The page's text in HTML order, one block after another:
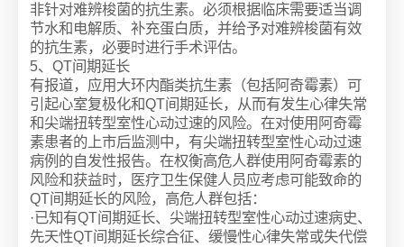
非针对难辨梭菌的抗生素。必须根据临床需要适当调
节水和电解质、补充蛋白质，并给予对难辨梭菌有效
的抗生素，必要时进行手术评估。
5、QT间期延长
有报道，应用大环内酯类抗生素（包括阿奇霉素）可
引起心室复极化和QT间期延长，从而有发生心律失常
和尖端扭转型室性心动过速的风险。在对使用阿奇霉
素患者的上市后监测中，有尖端扭转型室性心动过速
病例的自发性报告。在权衡高危人群使用阿奇霉素的
风险和获益时，医疗卫生保健人员应考虑可能致命的
QT间期延长的风险，高危人群包括：
·已知有QT间期延长、尖端扭转型室性心动过速病史、
先天性QT间期延长综合征、缓慢性心律失常或失代偿